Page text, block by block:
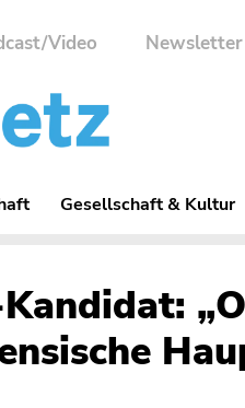
Video Newsletter
Gesellschaft & Kultur